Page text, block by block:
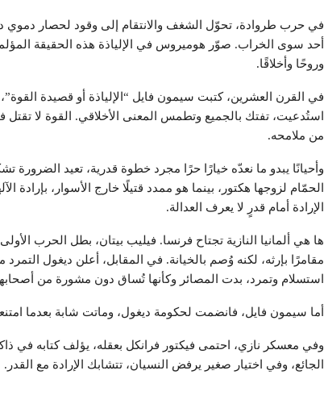
في حرب طروادة، تحوّل الشغف والانتقام إلى وقود لحصار دموي
أحد سوى الخراب. صوّر هوميروس في الإلياذة هذه الحقيقة
وروحًا وأخلاقًا.
في القرن العشرين، كتبت سيمون فايل “الإلياذة أو قصيدة
استُدعيت، تفتك بالجميع وتطمس المعنى الأخلاقي. القوة لا
من ملامحه.
وأحيانًا يبدو ما نعدّه خيارًا حرًا مجرد خطوة قدرية، تعيد الضرورة
الحمّام لزوجها هكتور، بينما هو ممدد قتيلًا خارج الأسوار،
الإرادة أمام قدرٍ لا يعرف العدالة.
ها هي ألمانيا النازية تجتاح فرنسا. فيليب بيتان، بطل الحرب
مقامرًا بإرثه، لكنه وُصم بالخيانة. في المقابل، أعلن ديغول
استسلام وتمرد، بدت المصائر وكأنها تُساق دون مشورة من
أما سيمون فايل، فانضمت لحكومة ديغول، وماتت شابة بعدما
وفي معسكر نازي، احتمى فيكتور فرانكل بعقله، يؤلف كتابه
الجائع، وفي اختيار صغير يرفض النسيان، تتشابك الإرادة مع القدر.